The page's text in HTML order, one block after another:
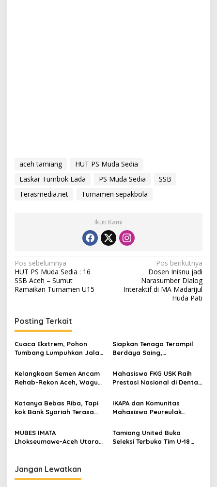
aceh tamiang
HUT PS Muda Sedia
Laskar Tumbok Lada
PS Muda Sedia
SSB
Terasmedia.net
Turnamen sepakbola
Ikuti Kami
N
a
v
g
a
s
i
p
o
s
Pos sebelumnya
HUT PS Muda Sedia : 16
SSB Aceh – Sumut
Ramaikan Turnamen U15
Pos berikutnya
Dosen Inisnu jadi
Narasumber Dialog
Interaktif di MA Madarijul
Huda Pati
Posting Terkait
Cuaca Ekstrem, Pohon
Tumbang Lumpuhkan Jalan
Blangpidie
Siapkan Tenaga Terampil
Berdaya Saing,
Tamiang Buka Pelatihan
Kerja 2026
Kelangkaan Semen Ancam
Rehab-Rekon Aceh, Wagub
Mahasiswa FKG USK Raih
Prestasi Nasional di Dental
Katanya Bebas Riba, Tapi
kok Bank Syariah Terasa
IKAPA dan Komunitas
Mahasiswa Peureulak
Peureulak Raya
MUBES IMATA
Lhokseumawe-Aceh Utara
2026–2027
Tamiang United Buka
Seleksi Terbuka Tim U-18
Jangan Lewatkan